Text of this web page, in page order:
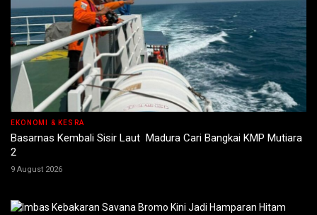
EKONOMI & KESRA
Basarnas Kembali Sisir Laut Madura Cari Bangkai KMP Mutiara
2
9 August 2026